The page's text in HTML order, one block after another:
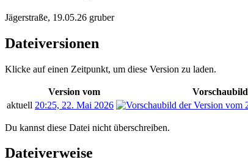
Jägerstraße, 19.05.26 gruber
Dateiversionen
Klicke auf einen Zeitpunkt, um diese Version zu laden.
Version vom Vorschaubild
aktuell 20:25, 22. Mai 2026
Du kannst diese Datei nicht überschreiben.
Dateiverweise